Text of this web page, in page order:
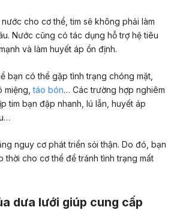
cho cơ thể, tim sẽ không phải làm
Nước cũng có tác dụng hỗ trợ hệ tiêu
và làm huyết áp ổn định.
bạn có thể gặp tình trạng chóng mặt,
miệng,táo bón… Các trường hợp nghiêm
tim bạn đập nhanh, lú lẫn, huyết áp
nguy cơ phát triển sỏi thận. Do đó, bạn
thời cho cơ thể để tránh tình trạng mất
dưa lưới giúp cung cấp